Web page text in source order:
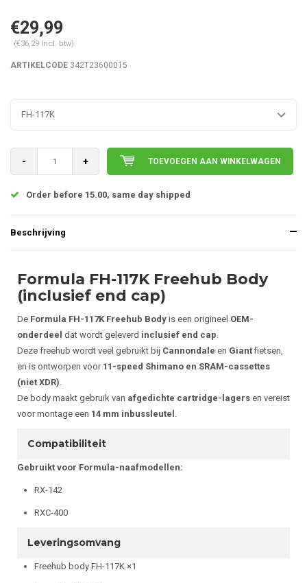
€29,99
(€36,29 Incl. btw)
ARTIKELCODE 342T23600015
FH-117K
- + TOEVOEGEN AAN WINKELWAGEN
Order before 15.00, same day shipped
Beschrijving
Formula FH-117K Freehub Body
(inclusief end cap)
De Formula FH-117K Freehub Body is een origineel OEM-
onderdeel dat wordt geleverd inclusief end cap.
Deze freehub wordt veel gebruikt bij Cannondale en Giantfietsen,
en is ontworpen voor 11-speed Shimano en SRAM-cassettes
(niet XDR).
De body maakt gebruik van afgedichte cartridge-lagers en vereist
voor montage een 14 mm inbussleutel .
Compatibiliteit
Gebruikt voor Formula-naafmodellen:
RX-142
RXC-400
Leveringsomvang
Freehub body FH-117K ×1